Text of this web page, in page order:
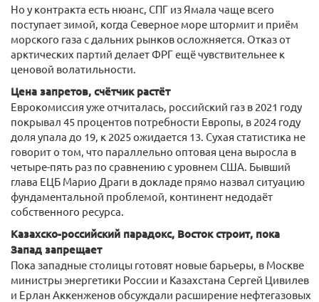
Но у контракта есть нюанс, СПГ из Ямала чаще всего
поступает зимой, когда Северное море штормит и приём
морского газа с дальних рынков осложняется. Отказ от
арктических партий делает ФРГ ещё чувствительнее к
ценовой волатильности.
Цена запретов, счётчик растёт
Еврокомиссия уже отчиталась, российский газ в 2021 году
покрывал 45 процентов потребности Европы, в 2024 году
доля упала до 19, к 2025 ожидается 13. Сухая статистика не
говорит о том, что параллельно оптовая цена выросла в
четыре-пять раз по сравнению с уровнем США. Бывший
глава ЕЦБ Марио Драги в докладе прямо назвал ситуацию
фундаментальной проблемой, континент недодаёт
собственного ресурса.
Казахско-российский парадокс, Восток строит, пока
Запад запрещает
Пока западные столицы готовят новые барьеры, в Москве
министры энергетики России и Казахстана Сергей Цивилев
и Ерлан Аккенженов обсуждали расширение нефтегазовых